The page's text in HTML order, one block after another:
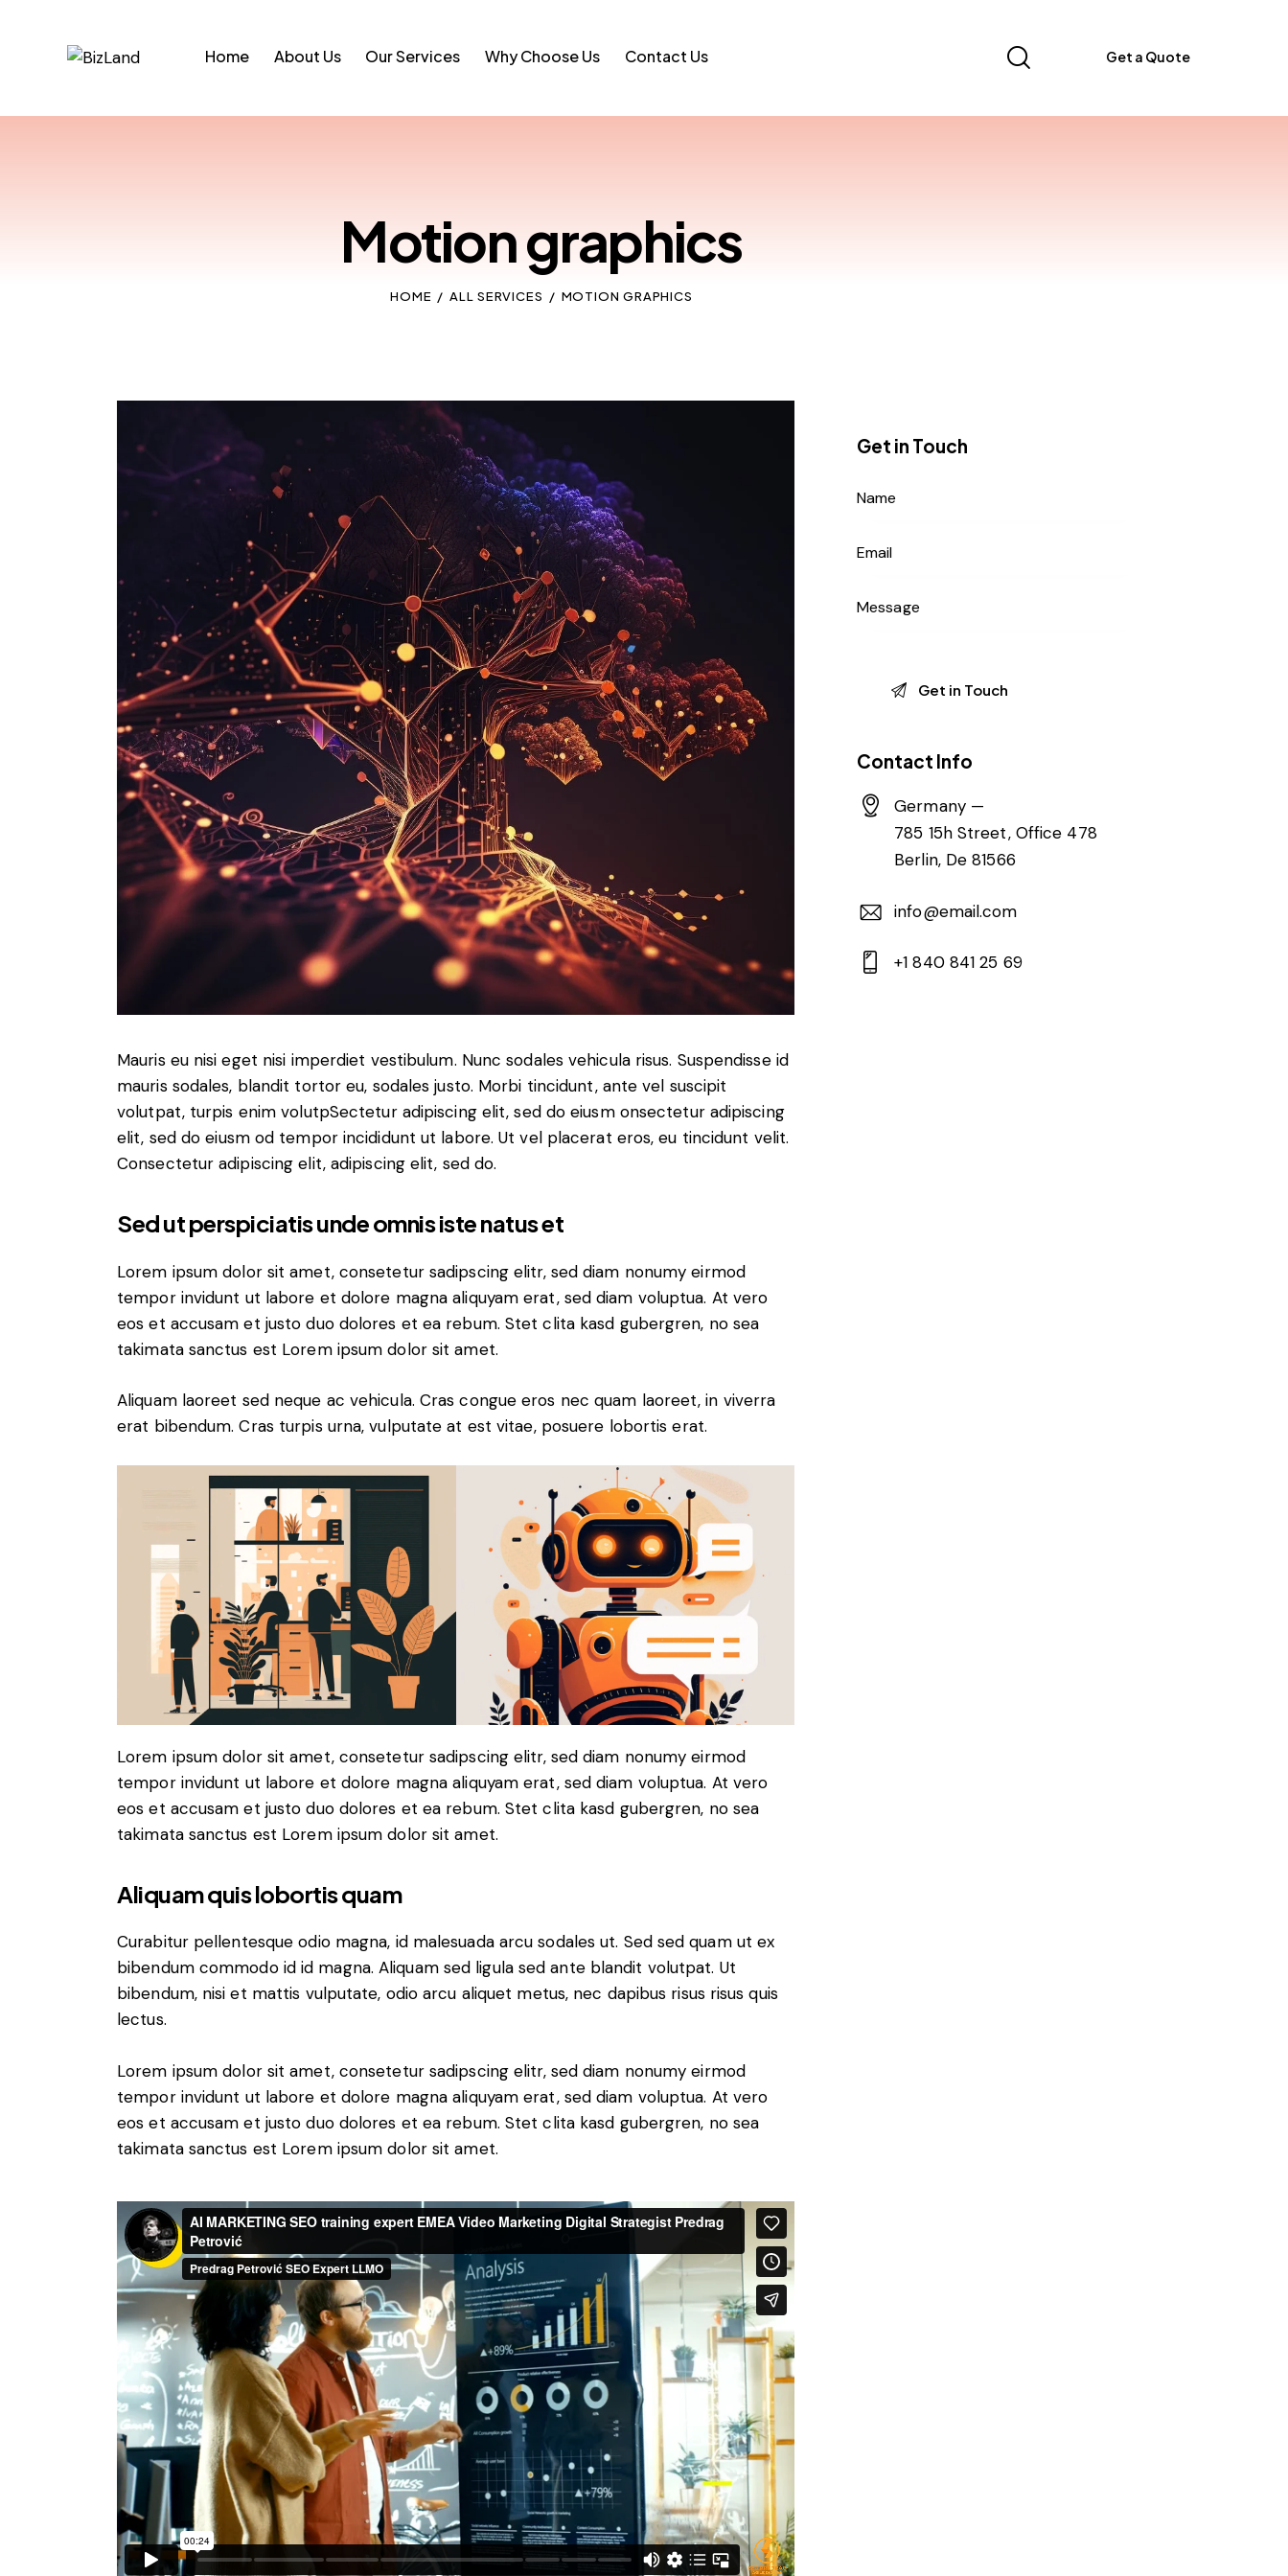
Home About Us Our Services Why Choose Us Contact Us Get a Quote
Motion graphics
HOME ALL SERVICES MOTION GRAPHICS
Mauris eu nisi eget nisi imperdiet vestibulum. Nunc sodales vehicula risus. Suspendisse id
mauris sodales, blandit tortor eu, sodales justo. Morbi tincidunt, ante vel suscipit
volutpat, turpis enim volutpSectetur adipiscing elit, sed do eiusm onsectetur adipiscing
elit, sed do eiusm od tempor incididunt ut labore. Ut vel placerat eros, eu tincidunt velit.
Consectetur adipiscing elit, adipiscing elit, sed do.
Sed ut perspiciatis unde omnis iste natus et
Lorem ipsum dolor sit amet, consetetur sadipscing elitr, sed diam nonumy eirmod
tempor invidunt ut labore et dolore magna aliquyam erat, sed diam voluptua. At vero
eos et accusam et justo duo dolores et ea rebum. Stet clita kasd gubergren, no sea
takimata sanctus est Lorem ipsum dolor sit amet.
Aliquam laoreet sed neque ac vehicula. Cras congue eros nec quam laoreet, in viverra
erat bibendum. Cras turpis urna, vulputate at est vitae, posuere lobortis erat.
Lorem ipsum dolor sit amet, consetetur sadipscing elitr, sed diam nonumy eirmod
tempor invidunt ut labore et dolore magna aliquyam erat, sed diam voluptua. At vero
eos et accusam et justo duo dolores et ea rebum. Stet clita kasd gubergren, no sea
takimata sanctus est Lorem ipsum dolor sit amet.
Aliquam quis lobortis quam
Curabitur pellentesque odio magna, id malesuada arcu sodales ut. Sed sed quam ut ex
bibendum commodo id id magna. Aliquam sed ligula sed ante blandit volutpat. Ut
bibendum, nisi et mattis vulputate, odio arcu aliquet metus, nec dapibus risus risus quis
lectus.
Lorem ipsum dolor sit amet, consetetur sadipscing elitr, sed diam nonumy eirmod
tempor invidunt ut labore et dolore magna aliquyam erat, sed diam voluptua. At vero
eos et accusam et justo duo dolores et ea rebum. Stet clita kasd gubergren, no sea
takimata sanctus est Lorem ipsum dolor sit amet.
Get in Touch
Contact Info
Germany —
785 15h Street, Office 478
Berlin, De 81566
info@email.com
+1 840 841 25 69